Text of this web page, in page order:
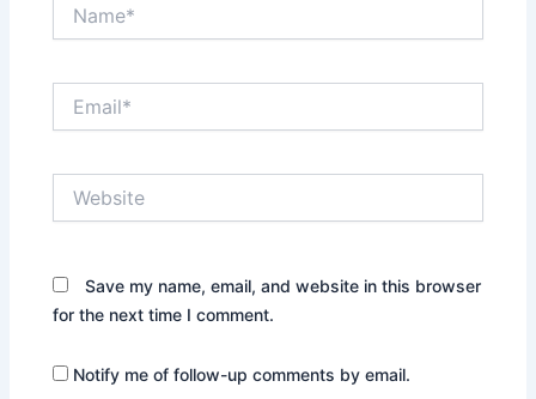
Save my name, email, and website in this browser
for the next time I comment.
Notify me of follow-up comments by email.